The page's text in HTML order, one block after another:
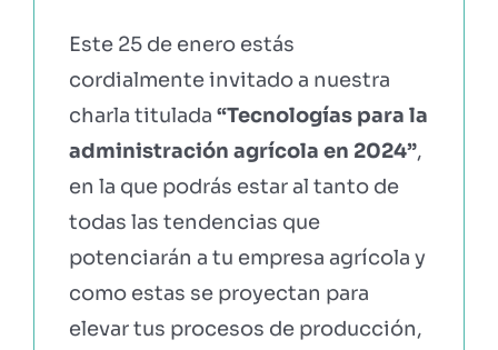
Este 25 de enero estás
cordialmente invitado a nuestra
charla titulada “Tecnologías para la
administración agrícola en 2024”,
en la que podrás estar al tanto de
todas las tendencias que
potenciarán a tu empresa agrícola y
como estas se proyectan para
elevar tus procesos de producción,